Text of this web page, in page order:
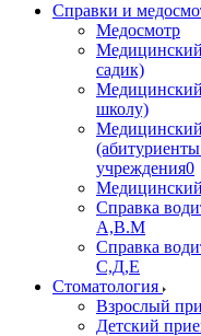
Справки и
Медосмотр
садик)
школу)
учреждения0
Справка
А,В.М
Справка
С,Д,Е
Стоматология
Взрослый
Детский